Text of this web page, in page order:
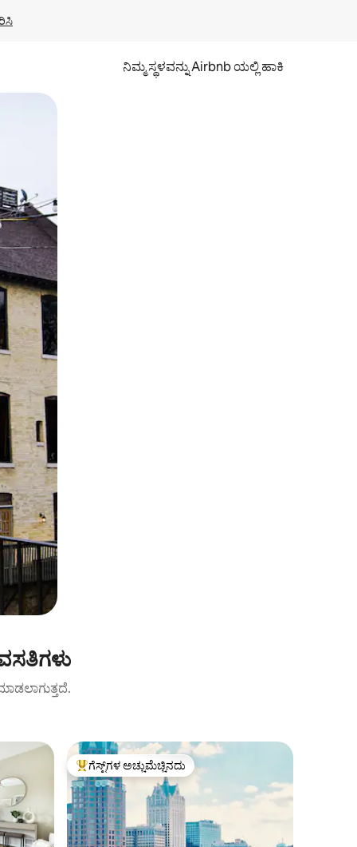
ನಿಮ್ಮ ಸ್ಥಳವನ್ನು Airbnb ಯಲ್ಲಿ ಹಾಕಿ
ಗೆಸ್ಟ್‌ಗಳಿಗೆ ಅತಿ ಹೆಚ್ಚು ಅಚ್ಚುಮೆಚ್ಚಿನದು
ಗೆಸ್ಟ್‌ಗಳ ಅಚ್ಚುಮೆಚ್ಚಿನದು